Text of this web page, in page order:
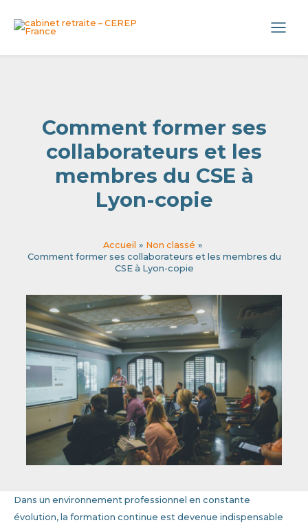
Main
Comment former ses
collaborateurs et les
membres du CSE à
Lyon-copie
Accueil
Non classé
Comment former ses collaborateurs et les membres du
CSE à Lyon-copie
Dans un environnement professionnel en constante
évolution, la formation continue est devenue indispensable